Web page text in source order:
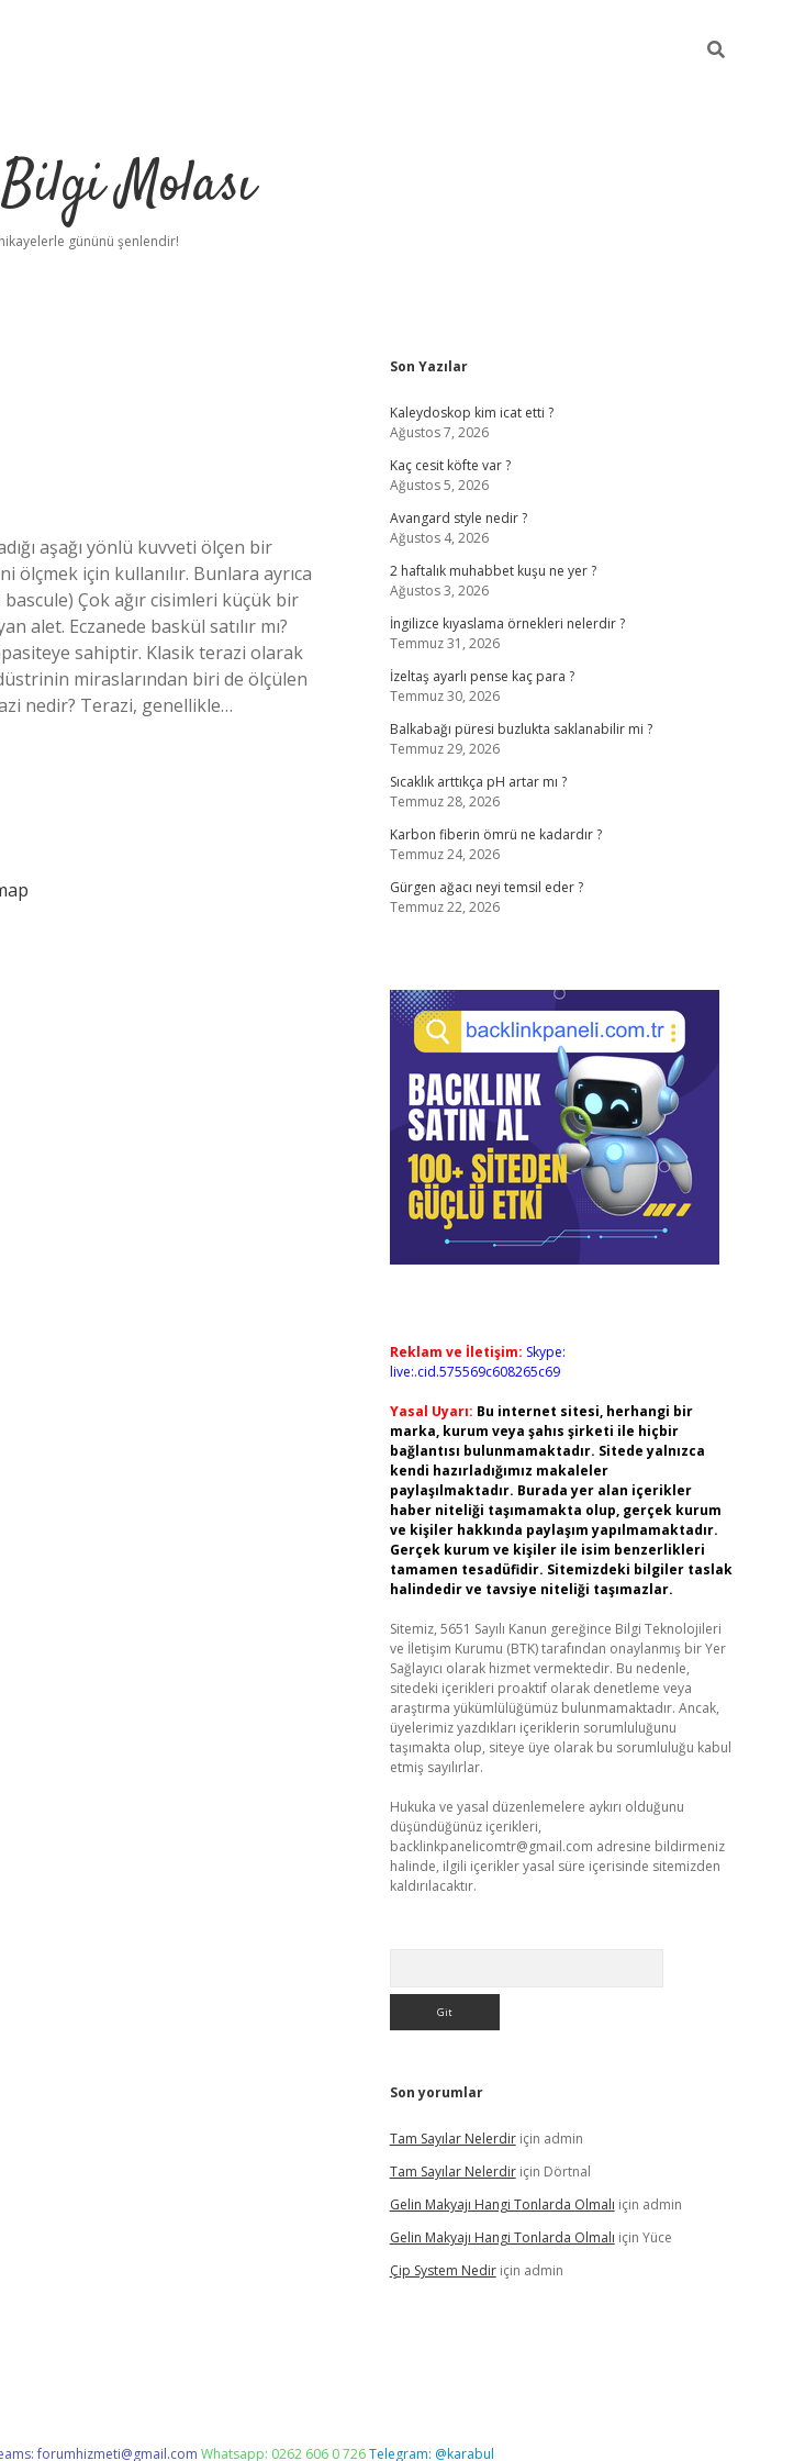
Molası
gününü şenlendir!
aşağı yönlü kuvveti ölçen bir
ölçmek için kullanılır. Bunlara ayrıca
Çok ağır cisimleri küçük bir
alet. Eczanede baskül satılır mı?
sahiptir. Klasik terazi olarak
miraslarından biri de ölçülen
nedir? Terazi, genellikle…
Sidebar
Son Yazılar
Kaleydoskop kim icat etti ?
Ağustos 7, 2026
Kaç cesit köfte var ?
Ağustos 5, 2026
Avangard style nedir ?
Ağustos 4, 2026
2 haftalık muhabbet kuşu ne yer ?
Ağustos 3, 2026
İngilizce kıyaslama örnekleri nelerdir ?
Temmuz 31, 2026
İzeltaş ayarlı pense kaç para ?
Temmuz 30, 2026
Balkabağı püresi buzlukta saklanabilir mi ?
Temmuz 29, 2026
Sıcaklık arttıkça pH artar mı ?
Temmuz 28, 2026
Karbon fiberin ömrü ne kadardır ?
Temmuz 24, 2026
Gürgen ağacı neyi temsil eder ?
Temmuz 22, 2026
Reklam ve İletişim: Skype:
live:.cid.575569c608265c69
Yasal Uyarı: Bu internet sitesi, herhangi bir
marka, kurum veya şahıs şirketi ile hiçbir
bağlantısı bulunmamaktadır. Sitede yalnızca
kendi hazırladığımız makaleler
paylaşılmaktadır. Burada yer alan içerikler
haber niteliği taşımamakta olup, gerçek kurum
ve kişiler hakkında paylaşım yapılmamaktadır.
Gerçek kurum ve kişiler ile isim benzerlikleri
tamamen tesadüfidir. Sitemizdeki bilgiler taslak
halindedir ve tavsiye niteliği taşımazlar.
Sitemiz, 5651 Sayılı Kanun gereğince Bilgi Teknolojileri
ve İletişim Kurumu (BTK) tarafından onaylanmış bir Yer
Sağlayıcı olarak hizmet vermektedir. Bu nedenle,
sitedeki içerikleri proaktif olarak denetleme veya
araştırma yükümlülüğümüz bulunmamaktadır. Ancak,
üyelerimiz yazdıkları içeriklerin sorumluluğunu
taşımakta olup, siteye üye olarak bu sorumluluğu kabul
etmiş sayılırlar.
Hukuka ve yasal düzenlemelere aykırı olduğunu
düşündüğünüz içerikleri,
backlinkpanelicomtr@gmail.com adresine bildirmeniz
halinde, ilgili içerikler yasal süre içerisinde sitemizden
kaldırılacaktır.
Son yorumlar
Tam Sayılar Nelerdiriçin admin
Tam Sayılar Nelerdiriçin Dörtnal
Gelin Makyajı Hangi Tonlarda Olmalı için admin
Gelin Makyajı Hangi Tonlarda Olmalı için Yüce
Çip System Nediriçin admin
forumhizmeti@gmail.com Whatsapp: 0262 606 0 726Telegram: @karabul